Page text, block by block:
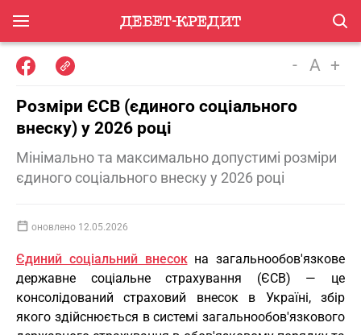
- A +
Розміри ЄСВ (єдиного соціального
внеску) у 2026 році
Мінімально та максимально допустимі розміри
єдиного соціального внеску у 2026 році
оновлено 12.05.2026
Єдиний соціальний внесокна загальнообов'язкове
державне соціальне страхування (ЄСВ) — це
консолідований страховий внесок в Україні, збір
якого здійснюється в системі загальнообов'язкового